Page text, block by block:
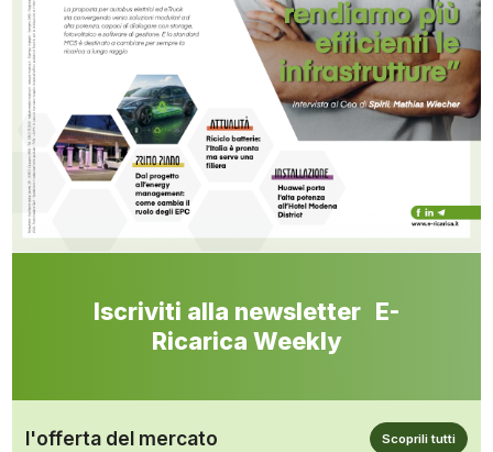
Iscriviti alla newsletter E-
Ricarica Weekly
l'offerta del mercato Scoprili tutti